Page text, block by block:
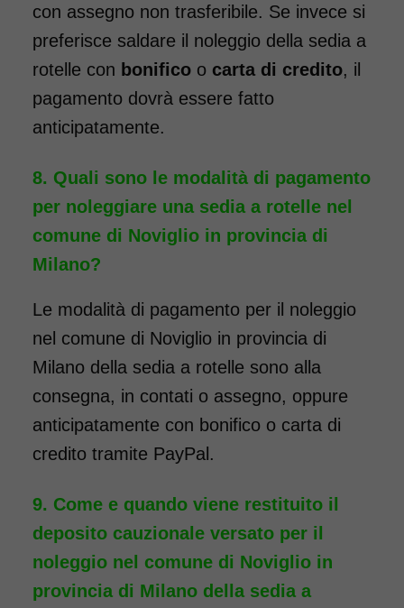
Noleggio Carrozzina
pieghevole transito - Con
reggigambe - Seduta 46
cm
46 cm TRANSITO con pedane
elevabili estraibili. Il noleggio
minimo è di 7 giorni a partire
da 76 euro. Consegniamo a
domicilio in tutta Italia,
contattaci per maggiori
COSTO NOLEGGIO
da 76,01€
con assegno non trasferibile. Se invece si
preferisce saldare il noleggio della sedia a
rotelle con bonifico o carta di credito, il
pagamento dovrà essere fatto
anticipatamente.
Quali sono le modalità di pagamento
per noleggiare una sedia a rotelle nel
comune di Noviglio in provincia di
Milano?
Le modalità di pagamento per il noleggio
nel comune di Noviglio in provincia di
Milano della sedia a rotelle sono alla
consegna, in contati o assegno, oppure
anticipatamente con bonifico o carta di
credito tramite PayPal.
Come e quando viene restituito il
deposito cauzionale versato per il
noleggio nel comune di Noviglio in
provincia di Milano della sedia a